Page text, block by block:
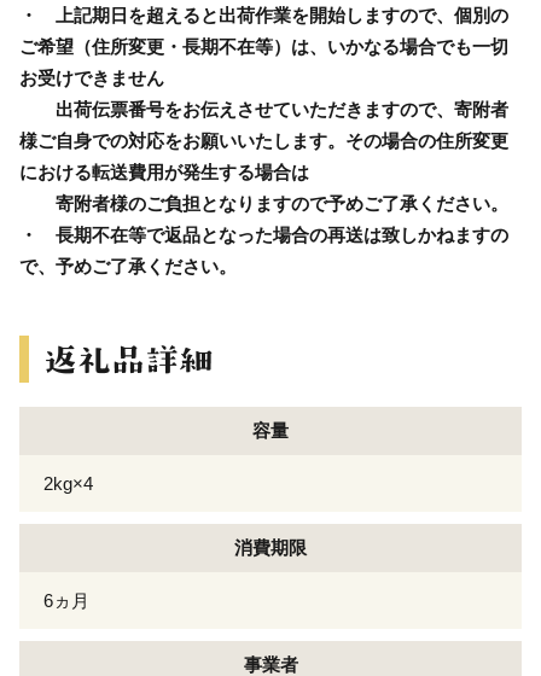
・ 上記期日を超えると出荷作業を開始しますので、個別の
ご希望（住所変更・長期不在等）は、いかなる場合でも一切
お受けできません
出荷伝票番号をお伝えさせていただきますので、寄附者
様ご自身での対応をお願いいたします。その場合の住所変更
における転送費用が発生する場合は
寄附者様のご負担となりますので予めご了承ください。
・ 長期不在等で返品となった場合の再送は致しかねますの
で、予めご了承ください。
容量
2kg×4
消費期限
6ヵ月
事業者